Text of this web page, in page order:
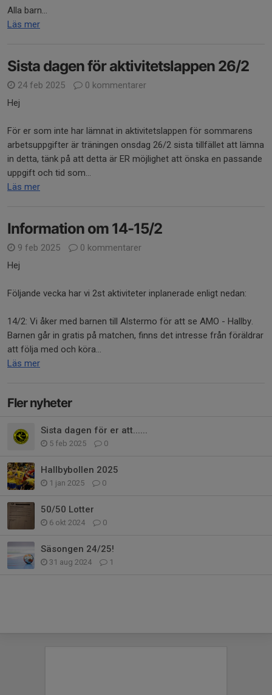
Alla barn...
Läs mer
Sista dagen för aktivitetslappen 26/2
24 feb 2025
0 kommentarer
Hej
För er som inte har lämnat in aktivitetslappen för sommarens
arbetsuppgifter är träningen onsdag 26/2 sista tillfället att lämna
in detta, tänk på att detta är ER möjlighet att önska en passande
uppgift och tid som...
Läs mer
Information om 14-15/2
9 feb 2025
0 kommentarer
Hej
Följande vecka har vi 2st aktiviteter inplanerade enligt nedan:
14/2: Vi åker med barnen till Alstermo för att se AMO - Hallby.
Barnen går in gratis på matchen, finns det intresse från föräldrar
att följa med och köra...
Läs mer
Fler nyheter
Sista dagen för er att......
5 feb 2025 0
Hallbybollen 2025
1 jan 2025 0
50/50 Lotter
6 okt 2024 0
Säsongen 24/25!
31 aug 2024 1